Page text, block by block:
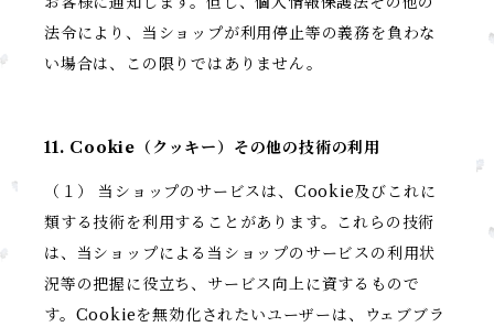
法令により、当ショップが利用停止等の義務を負わな
い場合は、この限りではありません。
11. Cookie（クッキー）その他の技術の利用
（１） 当ショップのサービスは、Cookie及びこれに
類する技術を利用することがあります。これらの技術
は、当ショップによる当ショップのサービスの利用状
況等の把握に役立ち、サービス向上に資するもので
す。Cookieを無効化されたいユーザーは、ウェブブラ